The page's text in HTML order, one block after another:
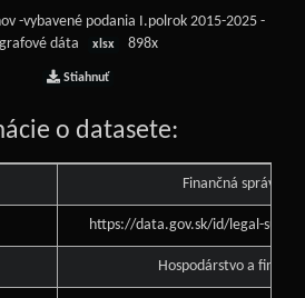
-vybavené podania I.polrok 2015-2025 -
grafové dáta
xlsx 898x
Stiahnuť
o datasete:
Finančná správa
https://data.gov.sk/id/legal-
Hospodárstvo a